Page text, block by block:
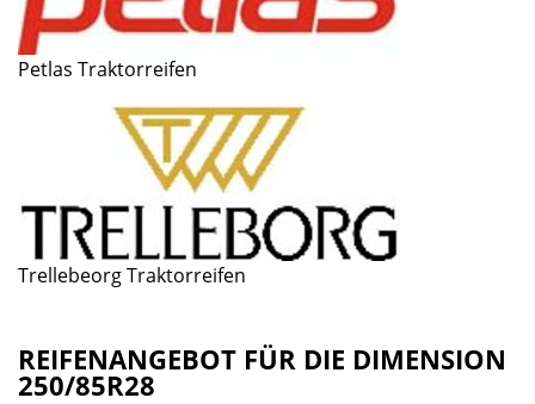
Petlas Traktorreifen
Trellebeorg Traktorreifen
REIFENANGEBOT FÜR DIE DIMENSION
250/85R28